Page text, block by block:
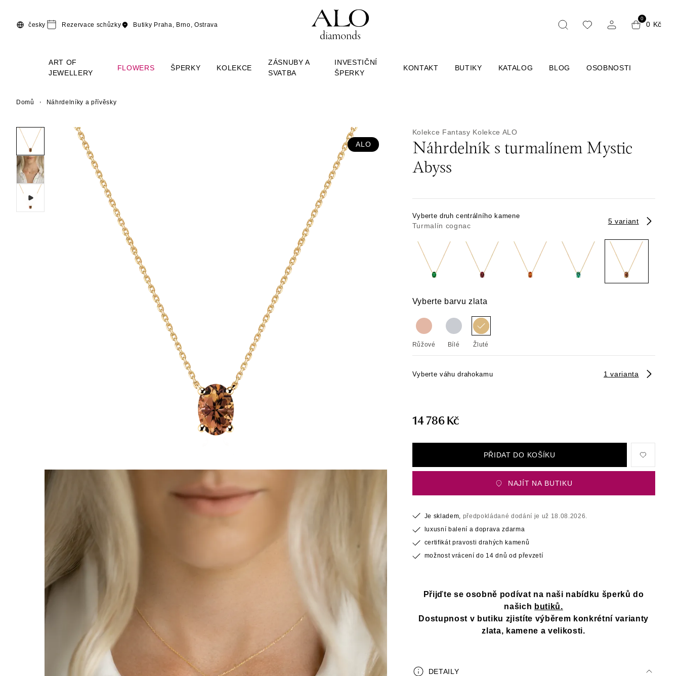
česky Rezervace schůzky Butiky Praha, Brno, Ostrava
0
0 Kč
ART OF
JEWELLERY
FLOWERS ŠPERKY KOLEKCE
ZÁSNUBY A
SVATBA
INVESTIČNÍ
ŠPERKY
KONTAKT BUTIKY KATALOG BLOG OSOBNOSTI
Domů Náhrdelníky a přívěsky
ALO
Kolekce Fantasy Kolekce ALO
Náhrdelník s turmalínem Mystic
Abyss
Vyberte druh centrálního kamene
Turmalín cognac
5 variant
Vyberte barvu zlata
Růžové Bílé Žluté
Vyberte váhu drahokamu 1 varianta
14 786 Kč
PŘIDAT DO KOŠÍKU
NAJÍT NA BUTIKU
Je skladem, předpokládané dodání je už 18.08.2026.
luxusní balení a doprava zdarma
certifikát pravosti drahých kamenů
možnost vrácení do 14 dnů od převzetí
Přijďte se osobně podívat na naši nabídku šperků do
našich butiků.
Dostupnost v butiku zjistíte výběrem konkrétní varianty
zlata, kamene a velikosti.
DETAILY